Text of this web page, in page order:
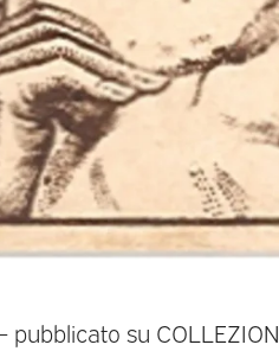
pubblicato su